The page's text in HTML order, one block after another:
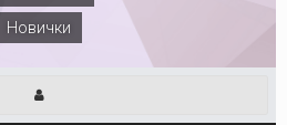
Новички